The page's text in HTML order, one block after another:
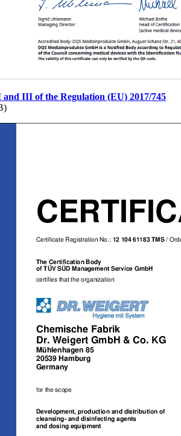
III of the Regulation (EU) 2017/745